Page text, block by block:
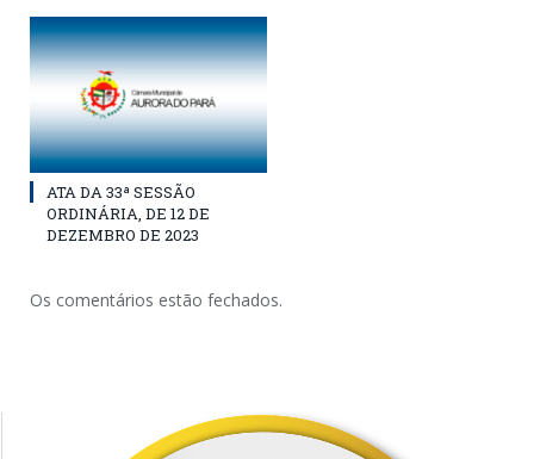
ATA DA 33ª SESSÃO
ORDINÁRIA, DE 12 DE
DEZEMBRO DE 2023
Os comentários estão fechados.